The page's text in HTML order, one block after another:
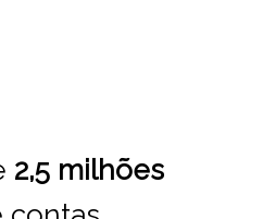
2,5 milhões